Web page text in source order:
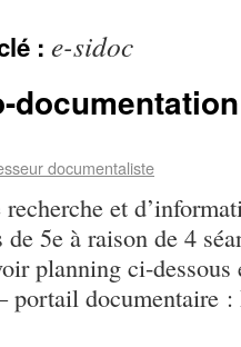
: e-sidoc
documentaliste
et
5e à raison de 4
planning ci-
portail documentaire